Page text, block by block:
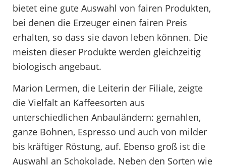
bietet eine gute Auswahl von fairen Produkten,
bei denen die Erzeuger einen fairen Preis
erhalten, so dass sie davon leben können. Die
meisten dieser Produkte werden gleichzeitig
biologisch angebaut.
Marion Lermen, die Leiterin der Filiale, zeigte
die Vielfalt an Kaffeesorten aus
unterschiedlichen Anbauländern: gemahlen,
ganze Bohnen, Espresso und auch von milder
bis kräftiger Röstung, auf. Ebenso groß ist die
Auswahl an Schokolade. Neben den Sorten wie